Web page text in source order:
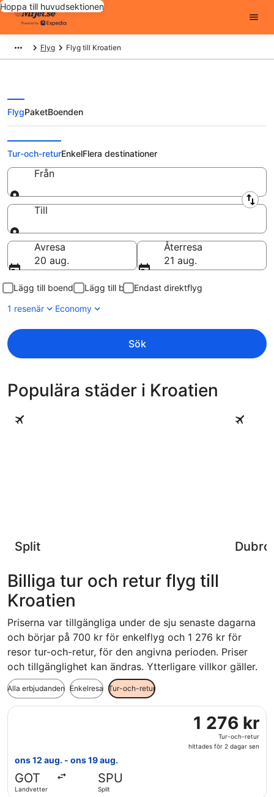
Hoppa till huvudsektionen
Flyg Flyg till Kroatien
Billiga flyg till Kroatien
FlygPaketBoenden
Tur-och-returEnkelFlera destinationer
Från
Från
Till
Till
Avresa
20 aug.
Återresa
21 aug.
Lägg till boende Lägg till bil
Endast direktflyg
1 resenär
Economy
Sök
Populära städer i Kroatien
Split
Split Dubrovnik
Billiga tur och retur flyg till
Kroatien
Priserna var tillgängliga under de sju senaste dagarna
och börjar på 700 kr för enkelflyg och 1 276 kr för
resor tur-och-retur, för den angivna perioden. Priser
och tillgänglighet kan ändras. Ytterligare villkor gäller.
Alla erbjudanden Enkelresa Tur-och-retur
1
276 kr
Tur-
1 276 kr
Tur-och-retur
hittades för 2 dagar sen
ons 12 aug. - ons 19 aug.
GOT
Landvetter
SPU
Split
Välj flyg med Scandinavian Airlines, med avresa ons 12